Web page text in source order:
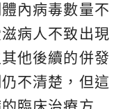
內病毒數量不
病人不致出現
他後續的併發
不清楚，但這
臨床治療方